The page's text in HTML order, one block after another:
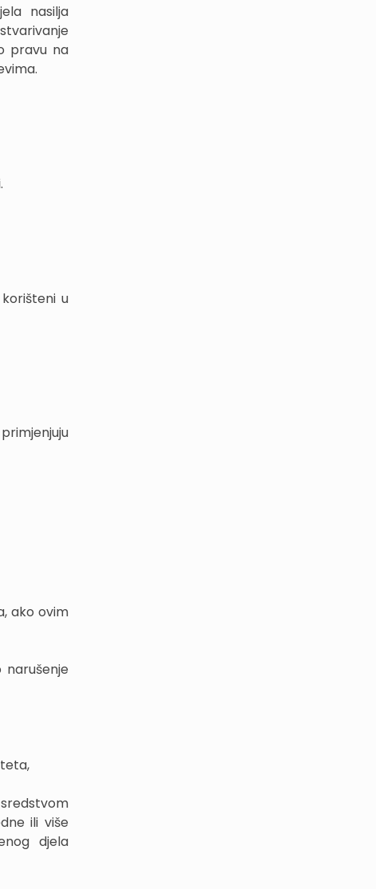
nasilja
pravu na
u
ako ovim
ili više
djela